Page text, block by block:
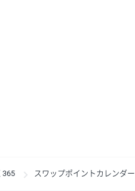
365 スワップポイントカレンダー